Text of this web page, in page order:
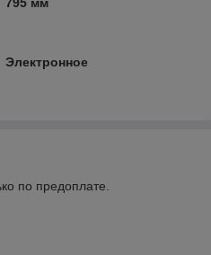
Электронное
по предоплате.